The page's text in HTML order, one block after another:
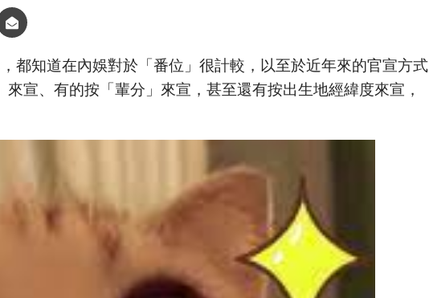
都知道在內娛對於「番位」很計較，以至於近年來的官宣方式
宣、有的按「輩分」來宣，甚至還有按出生地經緯度來宣，